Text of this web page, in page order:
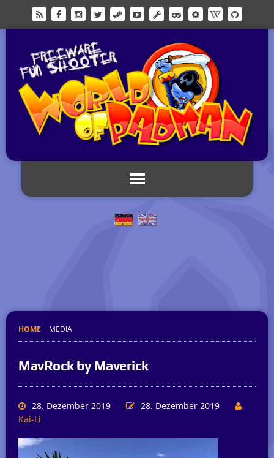
HOME MEDIA
MavRock by Maverick
28. Dezember 2019
28. Dezember 2019
Kai-Li